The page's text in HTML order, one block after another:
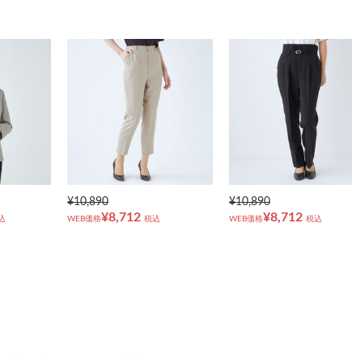
¥10,890
WEB価格¥8,712 税込
¥10,890
WEB価格¥8,712 税込